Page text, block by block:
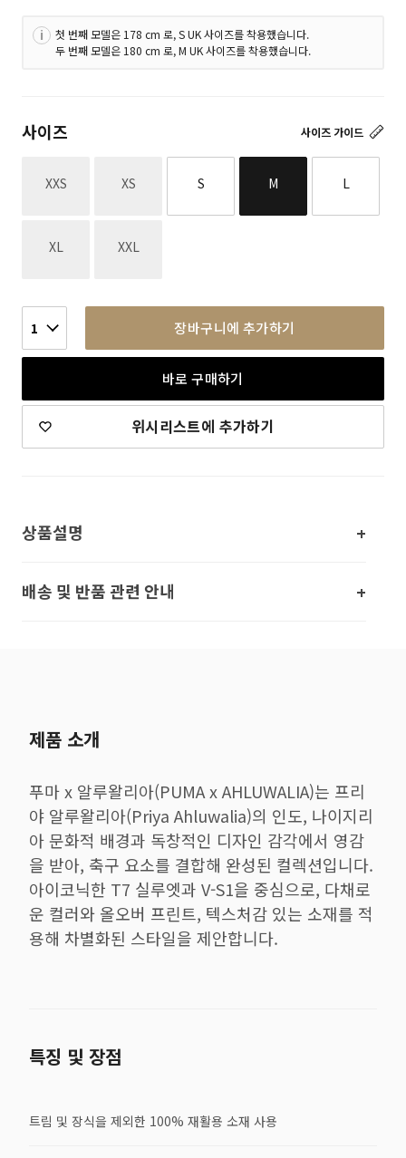
첫 번째 모델은 178 cm 로, S UK 사이즈를 착용했습니다.
두 번째 모델은 180 cm 로, M UK 사이즈를 착용했습니다.
사이즈 가이드
사이즈
XXS재고없음 XS재고없음 S M L
XL XXL
1 장바구니에 추가하기
바로 구매하기
위시리스트에 추가하기
상품설명
배송 및 반품 관련 안내
제품 소개
푸마 x 알루왈리아(PUMA x AHLUWALIA)는 프리
야 알루왈리아(Priya Ahluwalia)의 인도, 나이지리
아 문화적 배경과 독창적인 디자인 감각에서 영감
을 받아, 축구 요소를 결합해 완성된 컬렉션입니다.
아이코닉한 T7 실루엣과 V-S1을 중심으로, 다채로
운 컬러와 올오버 프린트, 텍스처감 있는 소재를 적
용해 차별화된 스타일을 제안합니다.
특징 및 장점
트림 및 장식을 제외한 100% 재활용 소재 사용